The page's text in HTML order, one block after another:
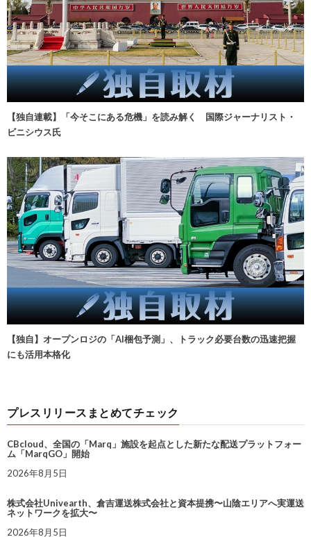
【独自連載】「今そこにある危機」を読み解く 国際ジャーナリスト・
ビニシウス氏
【独自】オープンロジの「AI梱包予測」、トラック必要台数の迅速把握
にも活用本格化
プレスリリースまとめてチェック
CBcloud、全国の「Marq」施設を起点とした新たな配送プラットフォー
ム「MarqGO」開始
2026年8月5日
株式会社Univearth、倉吉運送株式会社と資本提携〜山陰エリアへ実運送
ネットワークを拡大〜
2026年8月5日